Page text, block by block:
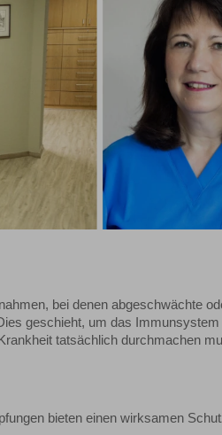
bei denen abgeschwächte
geschieht, um das
tatsächlich durchmachen
bieten einen wirksamen